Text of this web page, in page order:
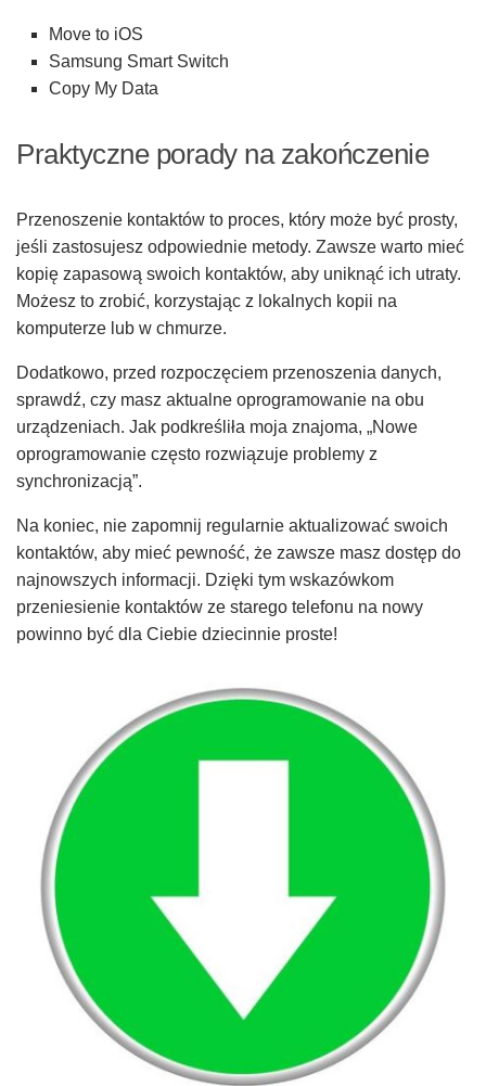
Move to iOS
Samsung Smart Switch
Copy My Data
Praktyczne porady na zakończenie
Przenoszenie kontaktów to proces, który może być prosty,
jeśli zastosujesz odpowiednie metody. Zawsze warto mieć
kopię zapasową swoich kontaktów, aby uniknąć ich utraty.
Możesz to zrobić, korzystając z lokalnych kopii na
komputerze lub w chmurze.
Dodatkowo, przed rozpoczęciem przenoszenia danych,
sprawdź, czy masz aktualne oprogramowanie na obu
urządzeniach. Jak podkreśliła moja znajoma, „Nowe
oprogramowanie często rozwiązuje problemy z
synchronizacją”.
Na koniec, nie zapomnij regularnie aktualizować swoich
kontaktów, aby mieć pewność, że zawsze masz dostęp do
najnowszych informacji. Dzięki tym wskazówkom
przeniesienie kontaktów ze starego telefonu na nowy
powinno być dla Ciebie dziecinnie proste!